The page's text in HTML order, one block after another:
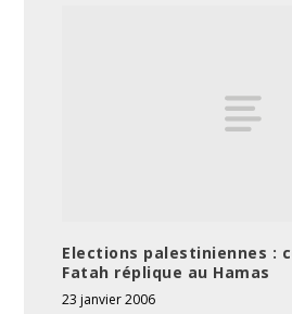
Elections palestiniennes :
Fatah réplique au Hamas
23 janvier 2006